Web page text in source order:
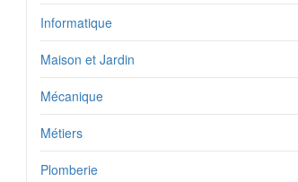
Informatique
Maison et Jardin
Mécanique
Métiers
Plomberie